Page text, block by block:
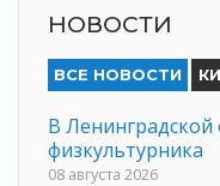
НОВОСТИ
ВСЕ НОВОСТИ
В
физкультурника
08 августа 2026